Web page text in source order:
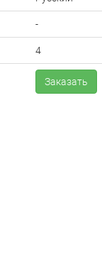
-
4
Заказать